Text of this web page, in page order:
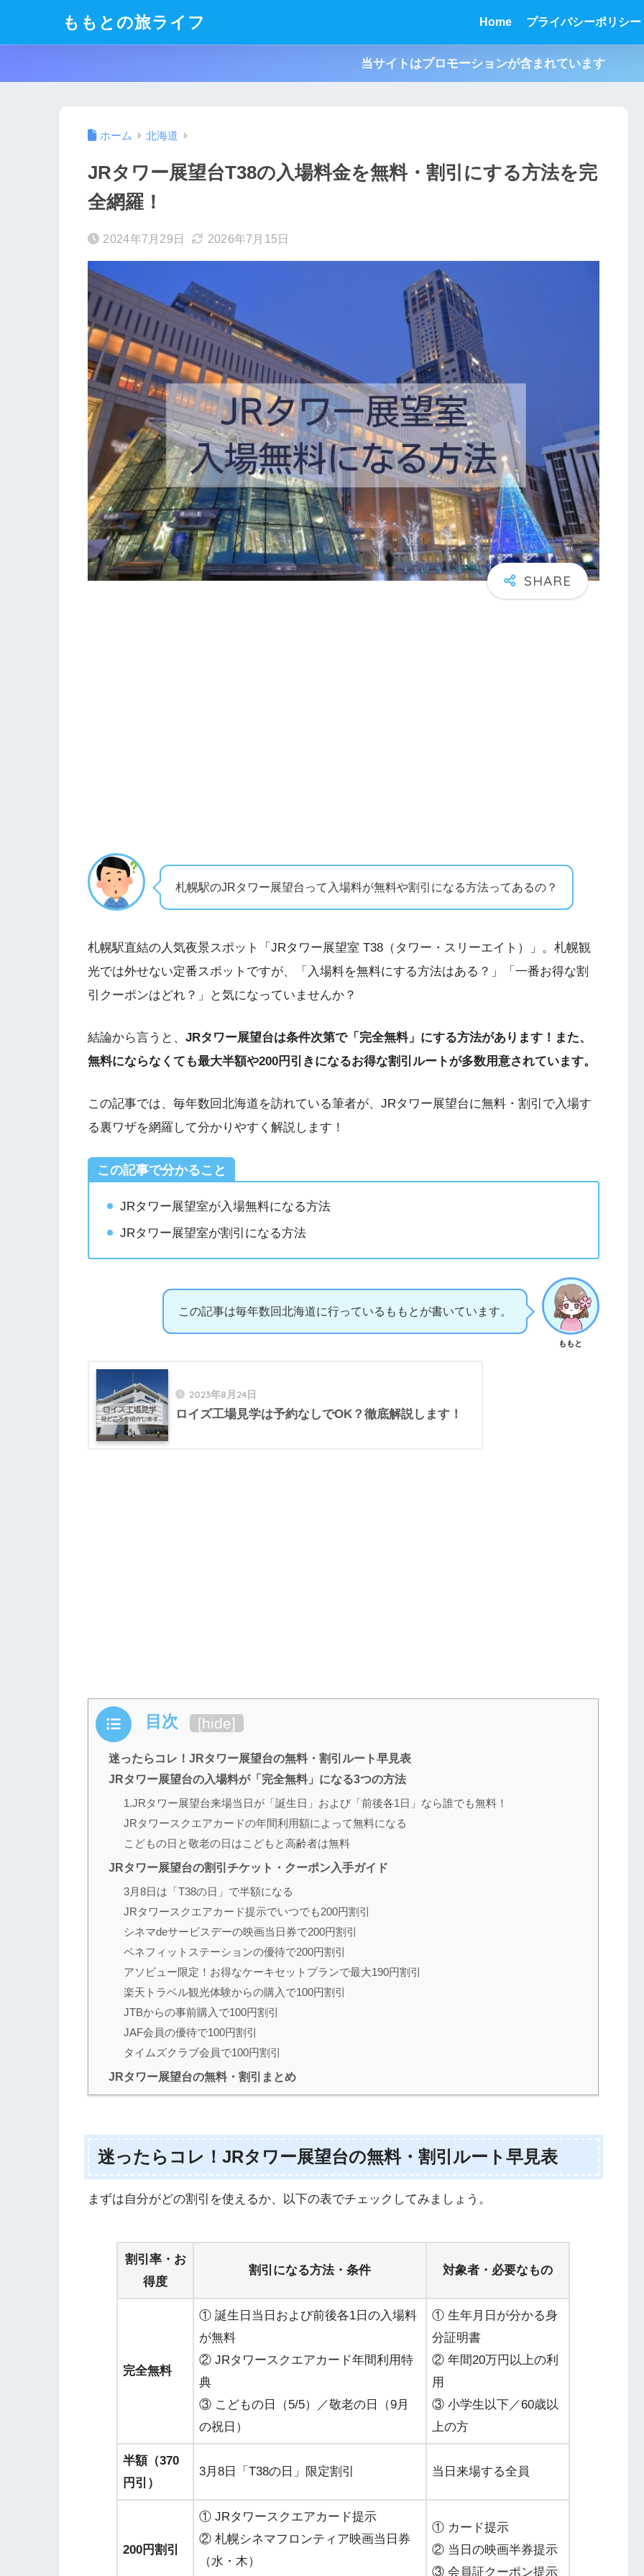
ももとの旅ライフ Home プライバシーポリシ
当サイトはプロモーションが含まれています
ホーム 北海道
JRタワー展望台T38の入場料金を無料・割引にする方法を完
全網羅！
2024年7月29日 2026年7月15日
札幌駅のJRタワー展望台って入場料が無料や割引になる方法ってあるの？
札幌駅直結の人気夜景スポット「JRタワー展望室 T38（タワー・スリーエイト）」。札幌観
光では外せない定番スポットですが、「入場料を無料にする方法はある？」「一番お得な割
引クーポンはどれ？」と気になっていませんか？
結論から言うと、 JRタワー展望台は条件次第で「完全無料」にする方法があります！また、
無料にならなくても最大半額や200円引きになるお得な割引ルートが多数用意されています。
この記事では、毎年数回北海道を訪れている筆者が、JRタワー展望台に無料・割引で入場す
る裏ワザを網羅して分かりやすく解説します！
この記事で分かること
JRタワー展望室が入場無料になる方法
JRタワー展望室が割引になる方法
ももと
この記事は毎年数回北海道に行っているももとが書いています。
2023年8月24日
ロイズ工場見学は予約なしでOK？徹底解説します！
目次 [hide]
迷ったらコレ！JRタワー展望台の無料・割引ルート早見表
JRタワー展望台の入場料が「完全無料」になる3つの方法
1.JRタワー展望台来場当日が「誕生日」および「前後各1日」なら誰でも無料！
JRタワースクエアカードの年間利用額によって無料になる
こどもの日と敬老の日はこどもと高齢者は無料
JRタワー展望台の割引チケット・クーポン入手ガイド
3月8日は「T38の日」で半額になる
JRタワースクエアカード提示でいつでも200円割引
シネマdeサービスデーの映画当日券で200円割引
ベネフィットステーションの優待で200円割引
アソビュー限定！お得なケーキセットプランで最大190円割引
楽天トラベル観光体験からの購入で100円割引
JTBからの事前購入で100円割引
JAF会員の優待で100円割引
タイムズクラブ会員で100円割引
JRタワー展望台の無料・割引まとめ
迷ったらコレ！JRタワー展望台の無料・割引ルート早見表
まずは自分がどの割引を使えるか、以下の表でチェックしてみましょう。
割引率・お
得度
割引になる方法・条件 対象者・必要なもの
完全無料
① 誕生日当日および前後各1日の入場料
が無料
② JRタワースクエアカード年間利用特
典
③ こどもの日（5/5）／敬老の日（9月
の祝日）
① 生年月日が分かる身
分証明書
② 年間20万円以上の利
用
③ 小学生以下／60歳以
上の方
半額（370
円引）
3月8日「T38の日」限定割引 当日来場する全員
200円割引
① JRタワースクエアカード提示
② 札幌シネマフロンティア映画当日券
（水・木）
① カード提示
② 当日の映画半券提示
③ 会員証クーポン提示